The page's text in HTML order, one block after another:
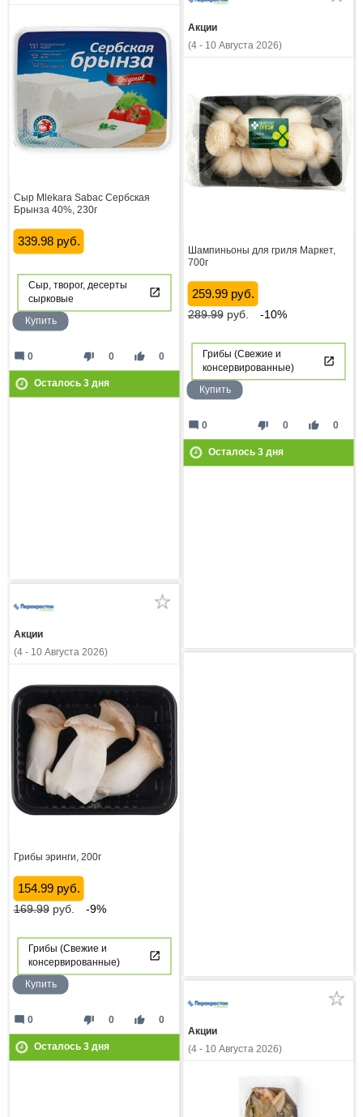
Сыр Mlekara Sabac Сербская
Брынза 40%, 230г
339.98 руб.
Сыр, творог, десерты
сырковые
Купить
thumb_down 0 thumb_up 0
mode_comment 0
Осталось 3дня
Акции
(4 - 10 Августа 2026)
Шампиньоны для гриля Маркет,
700г
259.99 руб.
289.99руб. -10%
Грибы (Свежие и
консервированные)
Купить
thumb_down 0 thumb_up 0
mode_comment 0
Осталось 3дня
Акции
(4 - 10 Августа 2026)
Грибы эринги, 200г
154.99 руб.
169.99руб. -9%
Грибы (Свежие и
консервированные)
Купить
thumb_down 0 thumb_up 0
mode_comment 0
Осталось 3дня
Акции
(4 - 10 Августа 2026)